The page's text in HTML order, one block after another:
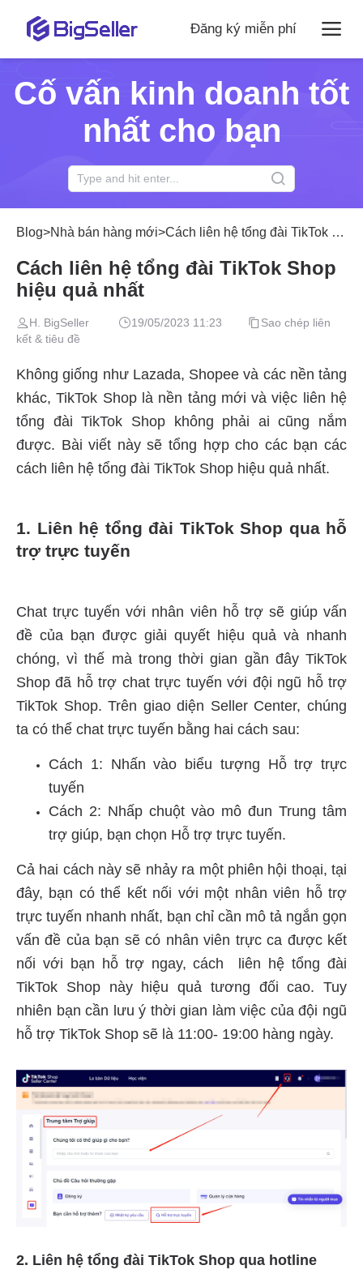
Đăng ký miễn phí
Cố vấn kinh doanh tốt
nhất cho bạn
Blog>Nhà bán hàng mới>Cách liên hệ tổng đài TikTok Shop hiệu quả nhất
Cách liên hệ tổng đài TikTok Shop
hiệu quả nhất
H. BigSeller 19/05/2023 11:23
Sao chép liên
kết & tiêu đề